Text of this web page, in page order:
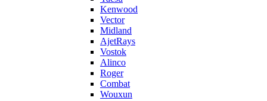
Kenwood
Vector
Midland
AjetRays
Vostok
Alinco
Roger
Combat
Wouxun